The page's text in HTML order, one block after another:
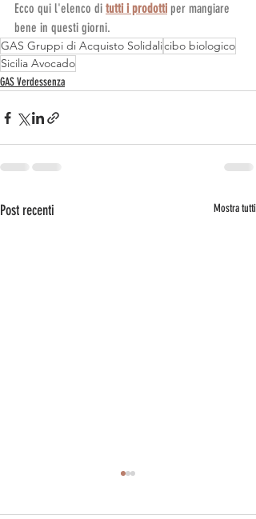
Ecco qui l'elenco di tutti i prodotti per mangiare
bene in questi giorni.
GAS Gruppi di Acquisto Solidalicibo biologico
Sicilia Avocado
GAS Verdessenza
Post recenti Mostra tutti